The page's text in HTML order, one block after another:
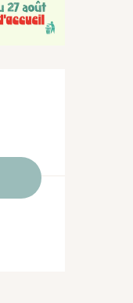
contact